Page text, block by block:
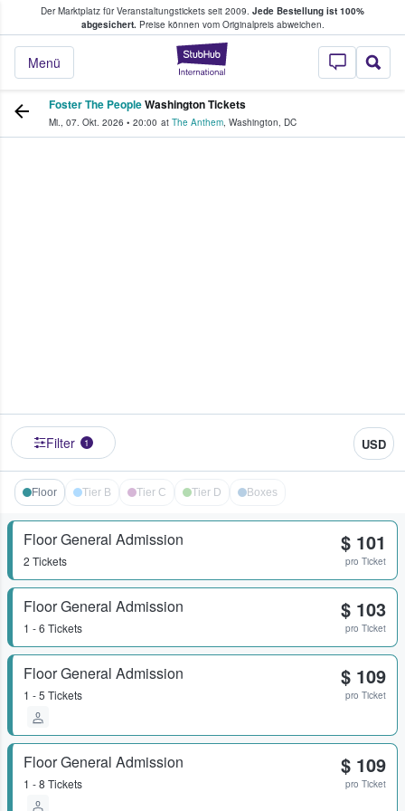
Der Marktplatz für Veranstaltungstickets seit 2009. Jede Bestellung ist 100%
abgesichert.Preise können vom Originalpreis abweichen.
StubHub - Wo
Menü
Tickets kaufen & verkaufen
Foster The PeopleWashington Tickets
Mi., 07. Okt. 2026 • 20:00 at The Anthem, Washington, DC
Filter 1 USD
Floor Tier B Tier C Tier D Boxes
Floor General Admission
2 Tickets
$ 101
pro Ticket
Floor General Admission
1 - 6 Tickets
$ 103
pro Ticket
Floor General Admission
1 - 5 Tickets
$ 109
pro Ticket
Floor General Admission
1 - 8 Tickets
$ 109
pro Ticket